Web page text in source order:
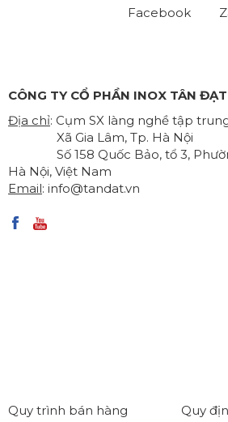
Facebook
CÔNG TY CỔ PHẦN INOX TÂN ĐẠT
Địa chỉ: Cụm SX làng nghề tập
Xã Gia Lâm, Tp. Hà Nội
Số 158 Quốc Bảo, tổ 3,
Hà Nội, Việt Nam
Email: info@tandat.vn
Quy trình bán hàng Quy